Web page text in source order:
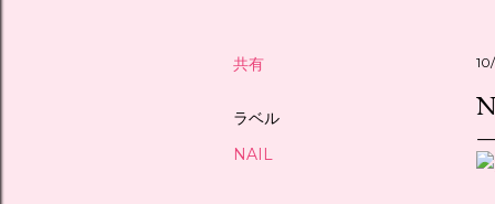
共有
ラベル
NAIL